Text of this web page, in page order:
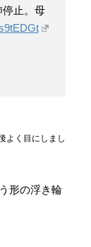
止。母
よく目にしまし
形の浮き輪